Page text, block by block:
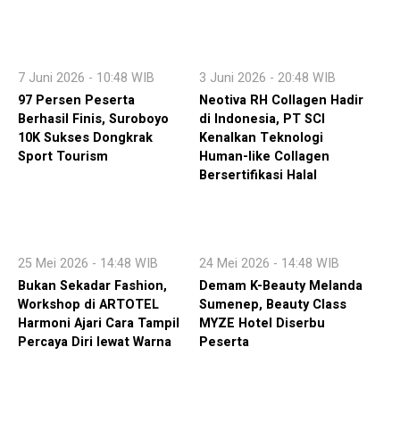
7 Juni 2026 - 10:48 WIB
97 Persen Peserta
Berhasil Finis, Suroboyo
10K Sukses Dongkrak
Sport Tourism
3 Juni 2026 - 20:48 WIB
Neotiva RH Collagen Hadir
di Indonesia, PT SCI
Kenalkan Teknologi
Human-like Collagen
Bersertifikasi Halal
25 Mei 2026 - 14:48 WIB
Bukan Sekadar Fashion,
Workshop di ARTOTEL
Harmoni Ajari Cara Tampil
Percaya Diri lewat Warna
24 Mei 2026 - 14:48 WIB
Demam K-Beauty Melanda
Sumenep, Beauty Class
MYZE Hotel Diserbu
Peserta